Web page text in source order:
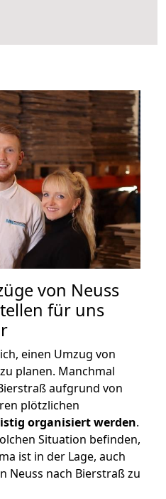
von Neuss
für uns
einen Umzug von
planen. Manchmal
aufgrund von
plötzlichen
organisiert werden.
Situation befinden,
ist in der Lage, auch
Neuss nach Bierstraß zu